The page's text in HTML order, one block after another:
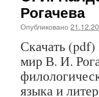
Рогачева
Опубликовано
Скачать
мир В. И.
языка и